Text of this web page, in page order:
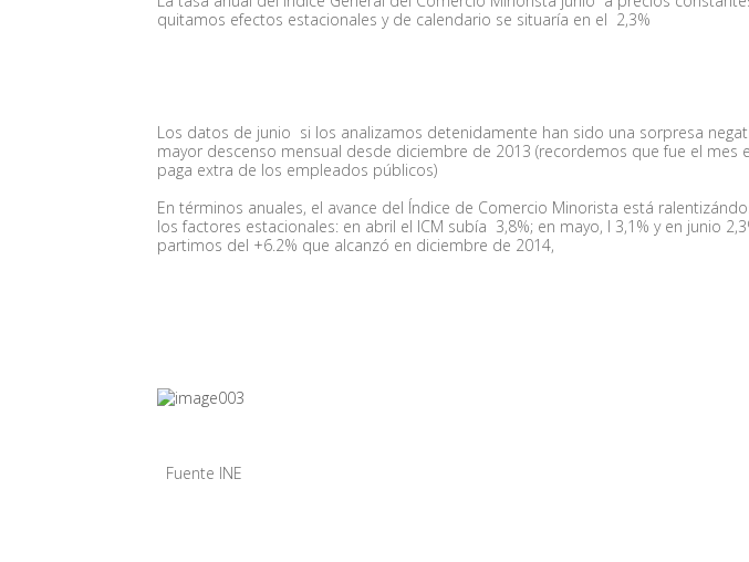
quitamos efectos estacionales y de calendario se situaría en el 2,3%
Los datos de junio si los analizamos detenidamente han sido una sorpresa
mayor descenso mensual desde diciembre de 2013 (recordemos que fue el mes
paga extra de los empleados públicos)
En términos anuales, el avance del Índice de Comercio Minorista está
los factores estacionales: en abril el ICM subía 3,8%; en mayo, l 3,1% y en junio
partimos del +6.2% que alcanzó en diciembre de 2014,
Fuente INE